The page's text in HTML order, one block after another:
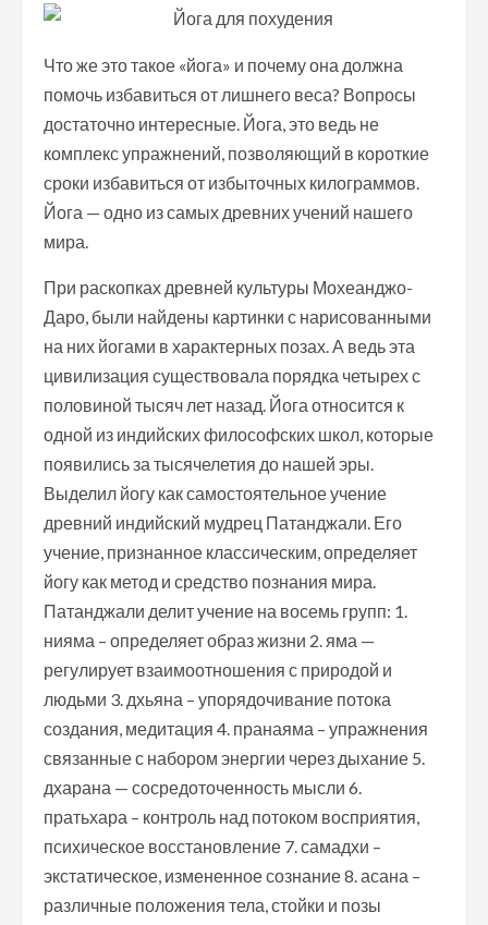
Что же это такое «йога» и почему она должна
помочь избавиться от лишнего веса? Вопросы
достаточно интересные. Йога, это ведь не
комплекс упражнений, позволяющий в короткие
сроки избавиться от избыточных килограммов.
Йога — одно из самых древних учений нашего
мира.
При раскопках древней культуры Мохеанджо-
Даро, были найдены картинки с нарисованными
на них йогами в характерных позах. А ведь эта
цивилизация существовала порядка четырех с
половиной тысяч лет назад. Йога относится к
одной из индийских философских школ, которые
появились за тысячелетия до нашей эры.
Выделил йогу как самостоятельное учение
древний индийский мудрец Патанджали. Его
учение, признанное классическим, определяет
йогу как метод и средство познания мира.
Патанджали делит учение на восемь групп: 1.
нияма – определяет образ жизни 2. яма —
регулирует взаимоотношения с природой и
людьми 3. дхьяна – упорядочивание потока
создания, медитация 4. пранаяма – упражнения
связанные с набором энергии через дыхание 5.
дхарана — сосредоточенность мысли 6.
пратьхара – контроль над потоком восприятия,
психическое восстановление 7. самадхи –
экстатическое, измененное сознание 8. асана –
различные положения тела, стойки и позы